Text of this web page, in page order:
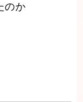
のか